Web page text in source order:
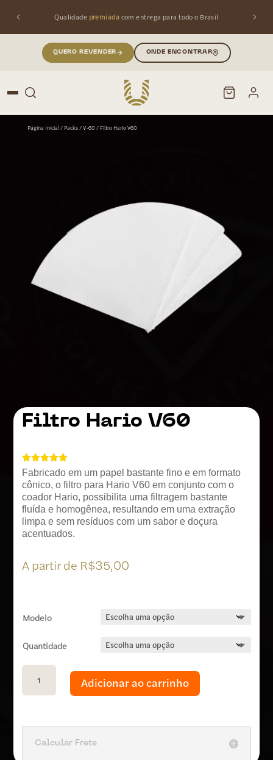
Qualidade premiadacom entrega para todo o Brasil
QUERO REVENDER ONDE ENCONTRAR
Página Inicial/ Packs/V-60/ Filtro Hario V60
Filtro Hario V60
Avaliado
como 5.00
de 5, com
baseado
em
avaliações
de clientes
Fabricado em um papel bastante fino e em formato
cônico, o filtro para Hario V60 em conjunto com o
coador Hario, possibilita uma filtragem bastante
fluída e homogênea, resultando em uma extração
limpa e sem resíduos com um sabor e doçura
acentuados.
A partir de R$35,00
Modelo
Quantidade
Filtro Hario V60 quantidade
Adicionar ao carrinho
Calcular Frete